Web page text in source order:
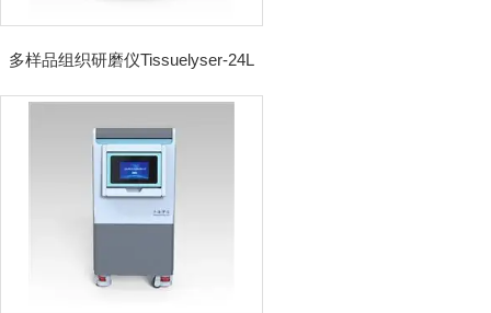
多样品组织研磨仪Tissuelyser-24L